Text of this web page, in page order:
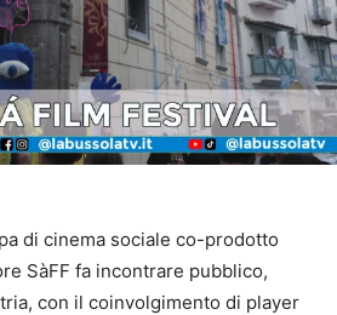
di cinema sociale co-prodotto
SàFF fa incontrare pubblico,
con il coinvolgimento di player